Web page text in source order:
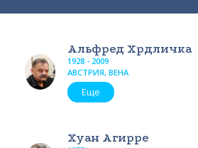
Альфред Хрдличка
1928 - 2009
АВСТРИЯ, ВЕНА
Еще
Хуан Агирре